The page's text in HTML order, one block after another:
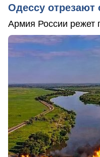
Одессу отрезают
Армия России режет